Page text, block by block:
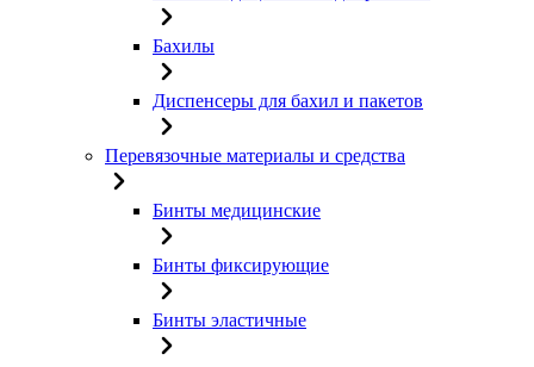
Бахилы
Диспенсеры для бахил и пакетов
Перевязочные материалы и средства
Бинты медицинские
Бинты фиксирующие
Бинты эластичные